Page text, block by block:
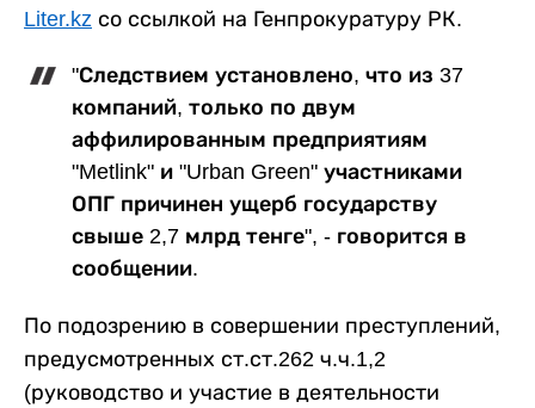
Liter.kz со ссылкой на Генпрокуратуру РК.
"Следствием установлено, что из 37
компаний, только по двум
аффилированным предприятиям
"Metlink" и "Urban Green" участниками
ОПГ причинен ущерб государству
свыше 2,7 млрд тенге", - говорится в
сообщении.
По подозрению в совершении преступлений,
предусмотренных ст.ст.262 ч.ч.1,2
(руководство и участие в деятельности